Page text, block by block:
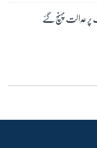
عدالت پہنچ گئے